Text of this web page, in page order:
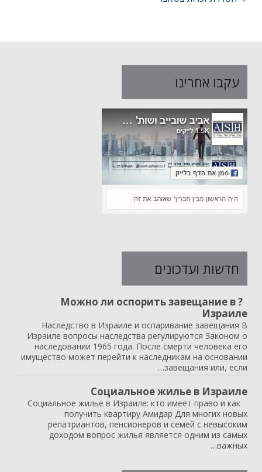
עקבו אחרינו
חדשות ועדכונים
? Можно ли оспорить завещание в
Израиле
Наследство в Израиле и оспаривание завещания В
Израиле вопросы наследства регулируются Законом о
наследовании 1965 года. После смерти человека его
имущество может перейти к наследникам на основании
завещания или, если…
Социальное жилье в Израиле
Социальное жилье в Израиле: кто имеет право и как
получить квартиру Амидар Для многих новых
репатриантов, пенсионеров и семей с невысоким
доходом вопрос жилья является одним из самых
важных…